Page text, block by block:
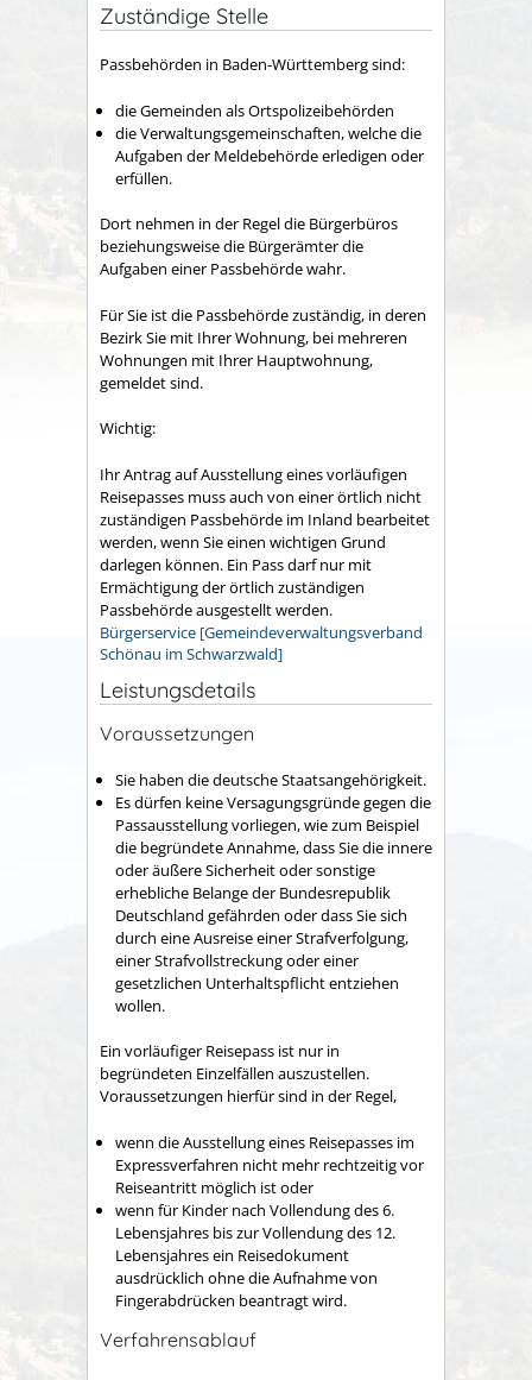
Zuständige Stelle
Passbehörden in Baden-Württemberg sind:
die Gemeinden als Ortspolizeibehörden
die Verwaltungsgemeinschaften,welche die
Aufgaben der Meldebehörde erledigen oder
erfüllen.
Dort nehmen in der Regel die Bürgerbüros
beziehungsweise die Bürgerämter die
Aufgaben einer Passbehörde wahr.
Für Sie ist die Passbehörde zuständig, in deren
Bezirk Sie mit Ihrer Wohnung, bei mehreren
Wohnungen mit Ihrer Hauptwohnung,
gemeldet sind.
Wichtig:
Ihr Antrag auf Ausstellung eines vorläufigen
Reisepasses muss auch von einer örtlich nicht
zuständigen Passbehörde im Inland bearbeitet
werden, wenn Sie einen wichtigen Grund
darlegen können. Ein Pass darf nur mit
Ermächtigung der örtlich zuständigen
Passbehörde ausgestellt werden.
Bürgerservice [Gemeindeverwaltungsverband
Schönau im Schwarzwald]
Leistungsdetails
Voraussetzungen
Sie haben die deutsche Staatsangehörigkeit.
Es dürfen keine Versagungsgründe gegen die
Passausstellung vorliegen, wie zum Beispiel
die begründete Annahme, dassSiedie innere
oder äußere Sicherheit oder sonstige
erhebliche Belange der Bundesrepublik
Deutschland gefährden oderdass Sie sich
durch eine Ausreise einer Strafverfolgung,
einer Strafvollstreckung oder einer
gesetzlichen Unterhaltspflicht entziehen
wollen.
Ein vorläufiger Reisepass ist nur in
begründeten Einzelfällen auszustellen.
Voraussetzungen hierfür sind in der Regel,
wenn die Ausstellung eines Reisepasses im
Expressverfahren nicht mehr rechtzeitig vor
Reiseantritt möglich ist oder
wenn für Kinder nach Vollendung des 6.
Lebensjahres bis zur Vollendung des 12.
Lebensjahresein Reisedokument
ausdrücklich ohne die Aufnahme von
Fingerabdrücken beantragt wird.
Verfahrensablauf